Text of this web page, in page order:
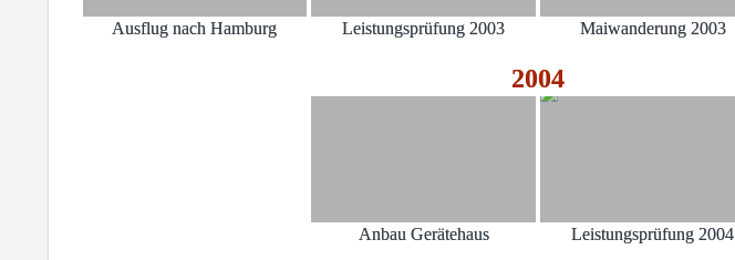
Ausflug nach Hamburg Leistungsprüfung 2003 Maiwanderung 2003
2004
Anbau Gerätehaus Leistungsprüfung 2004